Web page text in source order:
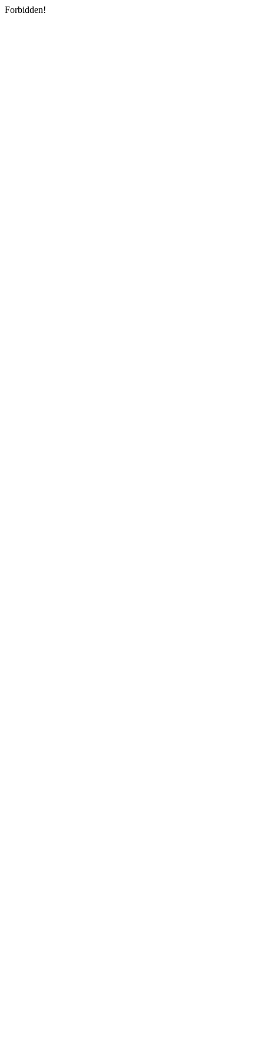
Forbidden!